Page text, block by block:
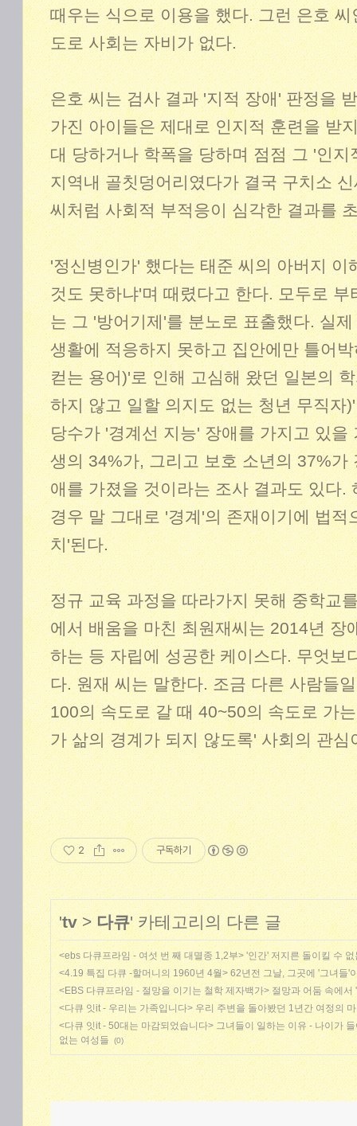
때우는 식으로 이용을 했다. 그런 은호
도로 사회는 자비가 없다.
은호 씨는 검사 결과 '지적 장애' 판정을
가진 아이들은 제대로 인지적 훈련을 받
대 당하거나 학폭을 당하며 점점 그 '인
지역내 골칫덩어리였다가 결국 구치소
씨처럼 사회적 부적응이 심각한 결과를
'정신병인가' 했다는 태준 씨의 아버지 이
것도 못하냐'며 때렸다고 한다. 모두로
는 그 '방어기제'를 분노로 표출했다. 실
생활에 적응하지 못하고 집안에만 틀어
컫는 용어)'로 인해 고심해 왔던 일본의
하지 않고 일할 의지도 없는 청년 무직자
당수가 '경계선 지능' 장애를 가지고 있을
생의 34%가, 그리고 보호 소년의 37%가
애를 가졌을 것이라는 조사 결과도 있다.
경우 말 그대로 '경계'의 존재이기에 법적
치'된다.
정규 교육 과정을 따라가지 못해 중학교
에서 배움을 마친 최원재씨는 2014년 장
하는 등 자립에 성공한 케이스다. 무엇보
다. 원재 씨는 말한다. 조금 다른 사람들
100의 속도로 갈 때 40~50의 속도로 가
가 삶의 경계가 되지 않도록' 사회의 관
2 구독하기
'tv>다큐' 카테고리의 다른 글
<ebs 다큐프라임 - 여섯 번 째 대멸종 1,2부> '인간' 저지른 돌이킬 수
<4.19 특집 다큐 -할머니의 1960년 4월> 62년전 그날, 그곳에 '그녀들'
<EBS 다큐프라임 - 절망을 이기는 철학 제자백가> 절망과 어둠 속에서
<다큐 잇it - 우리는 가족입니다> 우리 주변을 돌아봤던 1년간 여정의
<다큐 잇it - 50대는 마감되었습니다> 그녀들이 일하는 이유 - 나이가
없는 여성들 (0)